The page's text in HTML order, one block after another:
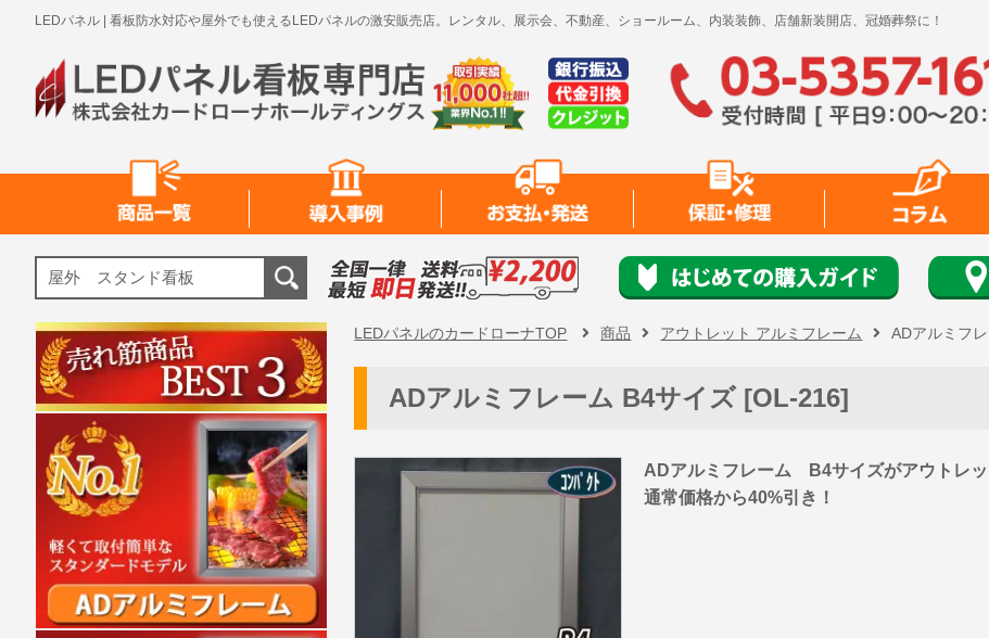
LEDパネル | 看板防水対応や屋外でも使えるLEDパネルの激安販売店。レンタル、展示会、不動産、ショールーム、内装装飾、店舗新装開店、冠婚葬祭に！
LEDパネルのカードローナTOP 商品 アウトレット アルミフレーム ADアルミフ
ADアルミフレーム B4サイズ [OL-216]
ADアルミフレーム B4サイズがアウトレッ
通常価格から40%引き！